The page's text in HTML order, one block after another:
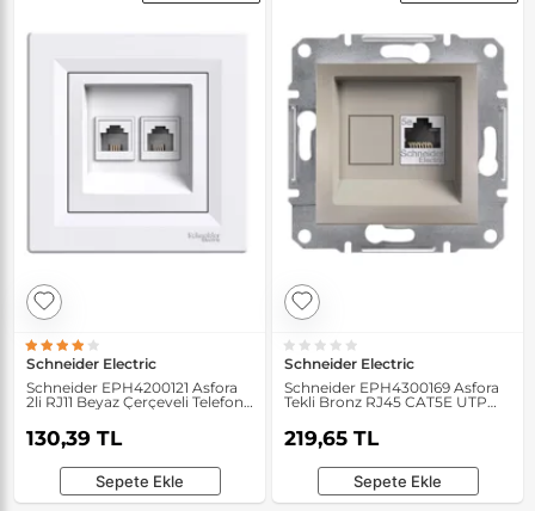
Schneider Electric
Schneider EPH4200121 Asfora
2li RJ11 Beyaz Çerçeveli Telefon
130,39 TL
Sepete Ekle
Schneider Electric
Schneider EPH4300169 Asfora
Tekli Bronz RJ45 CAT5E UTP
219,65 TL
Sepete Ekle